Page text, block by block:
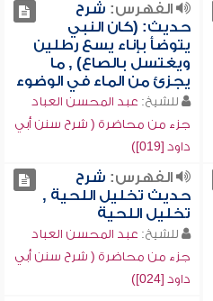
الفهرس: شرح
حديث: (كان النبي
يتوضأ بإناء يسع رطلين
ويغتسل بالصاع) , ما
يجزئ من الماء في الوضوء
للشيخ: عبد المحسن العباد
جزء من محاضرة ( شرح سنن أبي
داود [019])
الفهرس: شرح
حديث تخليل اللحية ,
تخليل اللحية
للشيخ: عبد المحسن العباد
جزء من محاضرة ( شرح سنن أبي
داود [024])